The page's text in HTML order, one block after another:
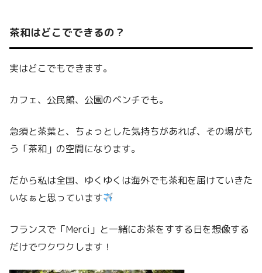
茶和はどこでできるの？
実はどこでもできます。
カフェ、公民館、公園のベンチでも。
急須と茶葉と、ちょっとした気持ちがあれば、その場がも
う「茶和」の空間になります。
だから私は全国、ゆくゆくは海外でも茶和を届けていきた
いなぁと思っています
フランスで「Merci」と一緒にお茶をすする日を想像する
だけでワクワクします！